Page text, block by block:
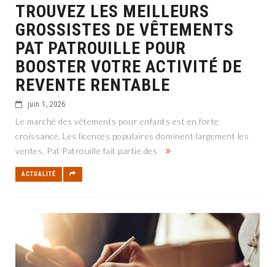
TROUVEZ LES MEILLEURS
GROSSISTES DE VÊTEMENTS
PAT PATROUILLE POUR
BOOSTER VOTRE ACTIVITÉ DE
REVENTE RENTABLE
juin 1, 2026
Le marché des vêtements pour enfants est en forte
croissance. Les licences populaires dominent largement les
ventes. Pat Patrouille fait partie des
ACTUALITÉ